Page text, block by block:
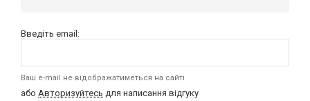
Введіть email:
Ваш e-mail не відображатиметься на сайті
або Авторизуйтесь для написання відгуку